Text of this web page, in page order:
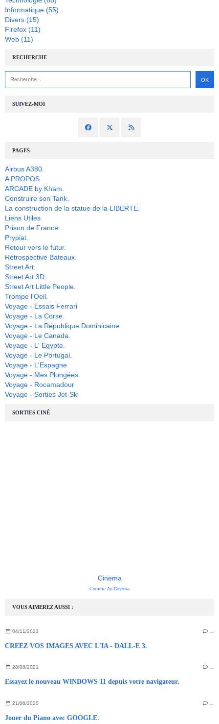
SUIVEZ-MOI
RECHERCHE
VOUS AIMEREZ AUSSI :
04/11/2023
CREEZ VOS IMAGES AVEC L'IA - DALL-E 3.
28/08/2021
Essayez le nouveau WINDOWS 11 depuis votre navigateur.
21/06/2020
Jouer du Piano avec GOOGLE.
PAGES
Airbus A380.
A PROPOS
ARCADE by Kham.
Construire son Tank.
La construction de la statue de la LIBERTE.
Liens Utiles
Prison de France.
Prypiat.
Retour vers le futur.
Rétrospective Bateaux.
Street Art.
Street Art 3D.
Street Art Little People.
Trompe l'Oeil.
Voyage - Essais Ferrari
Voyage - La Corse.
Voyage - La République Dominicaine.
Voyage - Le Canada.
Voyage - L' Egypte.
Voyage - Le Portugal.
Voyage - L'Espagne
Voyage - Mes Plongées.
Voyage - Rocamadour
Voyage - Sorties Jet-Ski
Informatique (55)
Divers (15)
Firefox (11)
Web (11)
SORTIES CINÉ
Cinema
Comme Au Cinema